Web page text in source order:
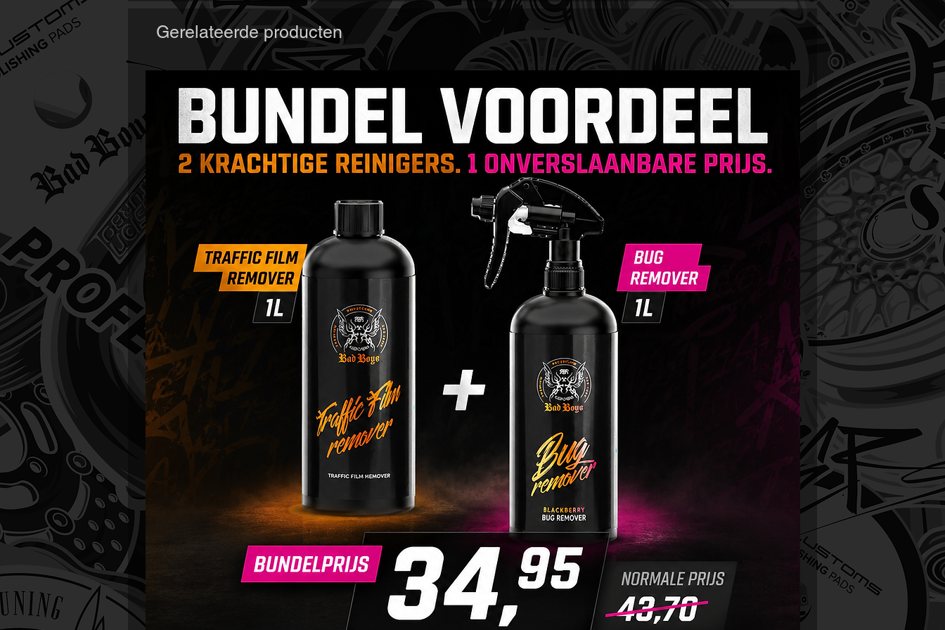
150ml voor veilige velgenreiniging. De
set wordt compleet gemaakt met
een black-red brush en
een microvezeldoekje voor een
BadBoys Quick Detailer 150ml
De BadBoys Quick Detailer is
een gebruiksklare voorbereiding voor
het directe opfrissen van je autolak. Dit
product biedt een diepe glans, maakt
een hydrofobe (waterafstotende) laag.
Het maskeert microscratches,
waardoor het oppervlak langer schoon
blijft. Dankzij de frisse geur is het een
aangename ervaring om te gebruiken.
Kenmerken:
Ideaal voor het glanzend maken van
auto lak en het beschermen van de
Werkt op zowel stervende lak als
stralend oppervlak
Hydrofobe werking: vormt een
Kan worden aangebracht op
zowel droge als natte lak
Veilig voor gereinigde
oppervlakken als het volgens de
Gebruiksklaar, vereist geen
verdunning
Gerelateerde producten